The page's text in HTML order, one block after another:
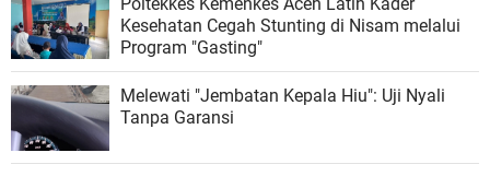
Kesehatan Cegah Stunting di Nisam melalui
Program "Gasting"
Melewati "Jembatan Kepala Hiu": Uji Nyali
Tanpa Garansi